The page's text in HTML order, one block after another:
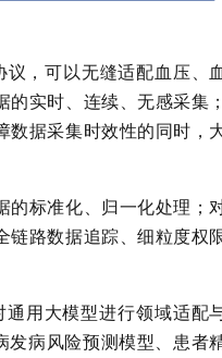
，可以无缝适配血压、血
实时、连续、无感采集；
数据采集时效性的同时，
的标准化、归一化处理；
链路数据追踪、细粒度权
用大模型进行领域适配
发病风险预测模型、患者